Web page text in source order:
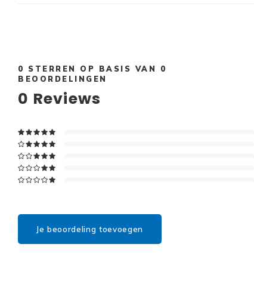
0 STERREN OP BASIS VAN 0
BEOORDELINGEN
0 Reviews
Je beoordeling toevoegen